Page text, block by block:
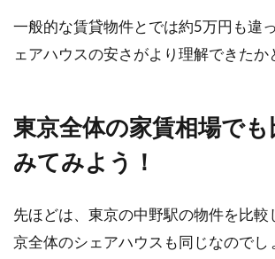
一般的な賃貸物件とでは約5万円も違
ェアハウスの安さがより理解できたか
東京全体の家賃相場でも
みてみよう！
先ほどは、東京の中野駅の物件を比較
京全体のシェアハウスも同じなのでし